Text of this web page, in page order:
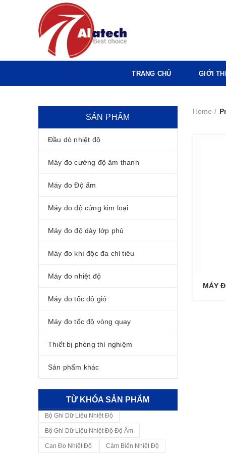
TRANG CHỦ GIỚI
Home
MÁY
SẢN PHẨM
Đầu dò nhiệt độ
Máy đo cường độ âm thanh
Máy đo Độ ẩm
Máy đo độ cứng kim loại
Máy đo độ dày lớp phủ
Máy đo khí độc đa chỉ tiêu
Máy đo nhiệt độ
Máy đo tốc độ gió
Máy đo tốc độ vòng quay
Thiết bị phòng thí nghiệm
Sản phẩm khác
TỪ KHÓA SẢN PHẨM
Bộ Ghi Dữ Liệu Nhiệt Độ
Bộ Ghi Dữ Liệu Nhiệt Độ Độ Ẩm
Can Đo Nhiệt Độ Cảm Biến Nhiệt Độ